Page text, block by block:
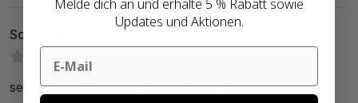
Schnell geliefert
sehr schnelle Lieferung. Gutes Produkt.
Melde dich an und erhalte 5 % Rabatt sowie
Updates und Aktionen.
Email